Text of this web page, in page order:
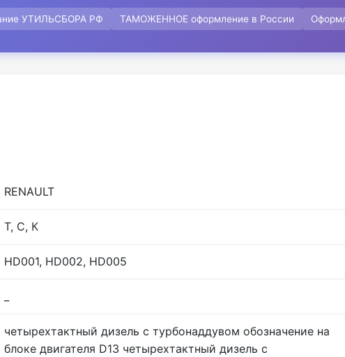
УТИЛЬСБОРА РФ ТАМОЖЕННОЕ оформление в России
RENAULT
Т, С, К
HD001, HD002, HD005
четырехтактный дизель с турбонаддувом обозначение на
блоке двигателя D13 четырехтактный дизель с